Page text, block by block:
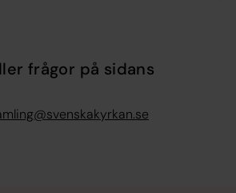
frågor på sidans